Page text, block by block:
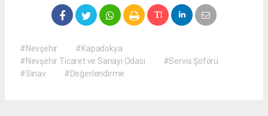
#Nevşehir
#Kapadokya
#Nevşehir Ticaret ve Sanayi Odası
#Servis Şoförü
#Sınav
#Değerlendirme